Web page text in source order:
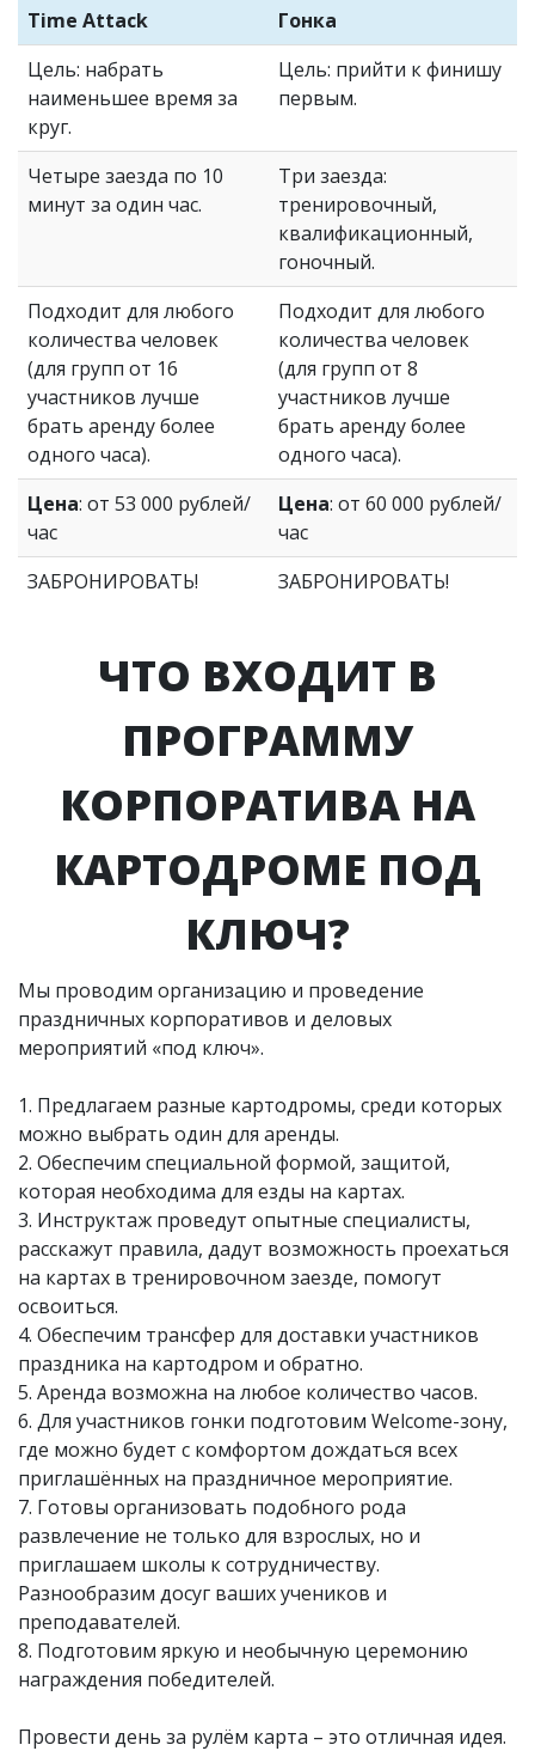
Time Attack
Гонка
Цель: набрать
наименьшее время за
круг.
Цель: прийти к финишу
первым.
Четыре заезда по 10
минут за один час.
Три заезда:
тренировочный,
квалификационный,
гоночный.
Подходит для любого
количества человек
(для групп от 16
участников лучше
брать аренду более
одного часа).
Подходит для любого
количества человек
(для групп от 8
участников лучше
брать аренду более
одного часа).
Цена: от 53 000 рублей/
час
Цена: от 60 000 рублей/
час
ЗАБРОНИРОВАТЬ!
ЗАБРОНИРОВАТЬ!
ЧТО ВХОДИТ В
ПРОГРАММУ
КОРПОРАТИВА НА
КАРТОДРОМЕ ПОД
КЛЮЧ?
Мы проводим организацию и проведение
праздничных корпоративов и деловых
мероприятий «под ключ».
1. Предлагаем разные картодромы, среди которых
можно выбрать один для аренды.
2. Обеспечим специальной формой, защитой,
которая необходима для езды на картах.
3. Инструктаж проведут опытные специалисты,
расскажут правила, дадут возможность проехаться
на картах в тренировочном заезде, помогут
освоиться.
4. Обеспечим трансфер для доставки участников
праздника на картодром и обратно.
5. Аренда возможна на любое количество часов.
6. Для участников гонки подготовим Welcome-зону,
где можно будет с комфортом дождаться всех
приглашённых на праздничное мероприятие.
7. Готовы организовать подобного рода
развлечение не только для взрослых, но и
приглашаем школы к сотрудничеству.
Разнообразим досуг ваших учеников и
преподавателей.
8. Подготовим яркую и необычную церемонию
награждения победителей.
Провести день за рулём карта – это отличная идея.